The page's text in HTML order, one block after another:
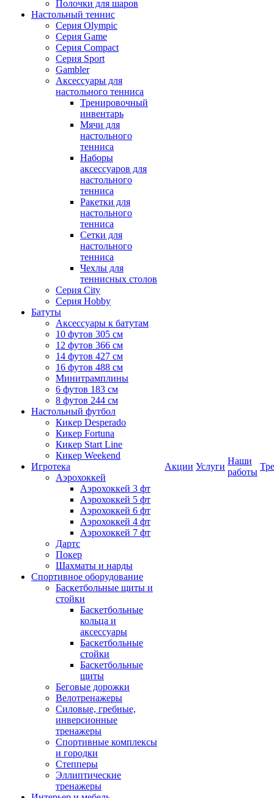
Полочки для шаров
Настольный теннис
Серия Olympic
Серия Game
Серия Compact
Серия Sport
Gambler
Аксессуары для
настольного тенниса
Тренировочный
инвентарь
Мячи для
настольного
тенниса
Наборы
аксессуаров для
настольного
тенниса
Ракетки для
настольного
тенниса
Сетки для
настольного
тенниса
Чехлы для
теннисных столов
Серия City
Серия Hobby
Батуты
Аксессуары к батутам
10 футов 305 см
12 футов 366 см
14 футов 427 см
16 футов 488 см
Минитрамплины
6 футов 183 см
8 футов 244 см
Настольный футбол
Кикер Desperado
Кикер Fortuna
Кикер Start Line
Кикер Weekend
Игротека
Аэрохоккей
Аэрохоккей 3 фт
Аэрохоккей 5 фт
Аэрохоккей 6 фт
Аэрохоккей 4 фт
Аэрохоккей 7 фт
Дартс
Покер
Шахматы и нарды
Спортивное оборудование
Баскетбольные щиты и
стойки
Баскетбольные
кольца и
аксессуары
Баскетбольные
стойки
Баскетбольные
щиты
Беговые дорожки
Велотренажеры
Силовые, гребные,
инверсионные
тренажеры
Спортивные комплексы
и городки
Степперы
Эллиптические
тренажеры
Акции Услуги
Наши
работы